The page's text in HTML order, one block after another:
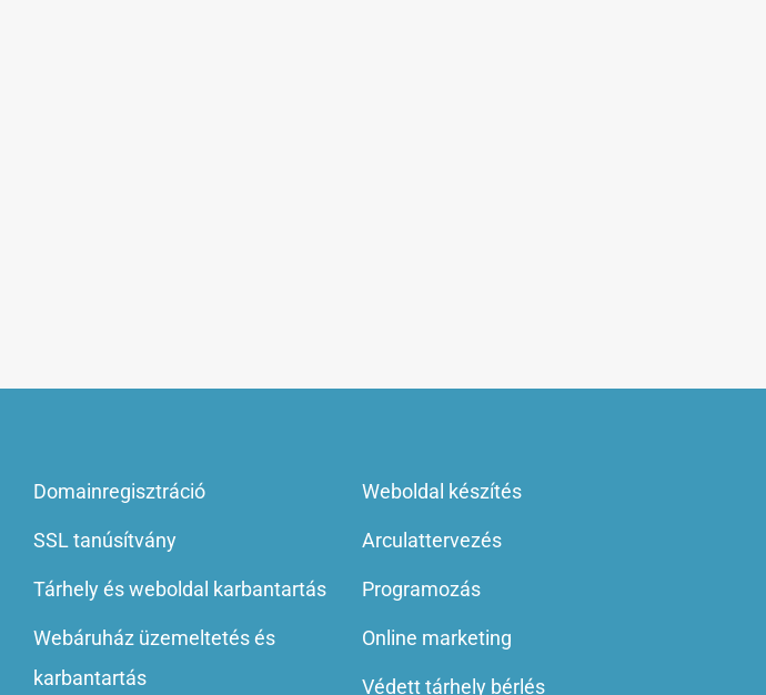
Domainregisztráció
SSL tanúsítvány
Tárhely és weboldal karbantartás
Webáruház üzemeltetés és
karbantartás
Weboldal készítés
Arculattervezés
Programozás
Online marketing
Védett tárhely bérlés